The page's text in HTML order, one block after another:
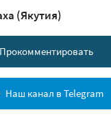
(Якутия)
Прокомментировать
Наш канал в Telegram